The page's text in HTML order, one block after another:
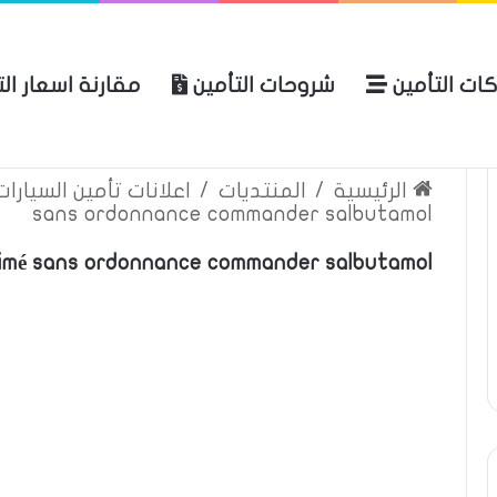
التأمين شروحات التأمين مقارنة اسعار للتأمين الرئيسية عن
الرئيسية / المنتديات / اعلانات تأمين
sans ordonnance commander salbutamol
sans ordonnance commander salbutamol